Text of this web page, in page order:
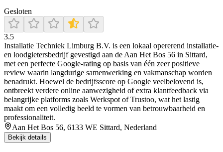
Gesloten
3.5
Installatie Techniek Limburg B.V. is een lokaal opererend installatie-
en loodgietersbedrijf gevestigd aan de Aan Het Bos 56 in Sittard,
met een perfecte Google-rating op basis van één zeer positieve
review waarin langdurige samenwerking en vakmanschap worden
benadrukt. Hoewel de bedrijfsscore op Google veelbelovend is,
ontbreekt verdere online aanwezigheid of extra klantfeedback via
belangrijke platforms zoals Werkspot of Trustoo, wat het lastig
maakt om een volledig beeld te vormen van betrouwbaarheid en
professionaliteit.
Aan Het Bos 56, 6133 WE Sittard, Nederland
Bekijk details